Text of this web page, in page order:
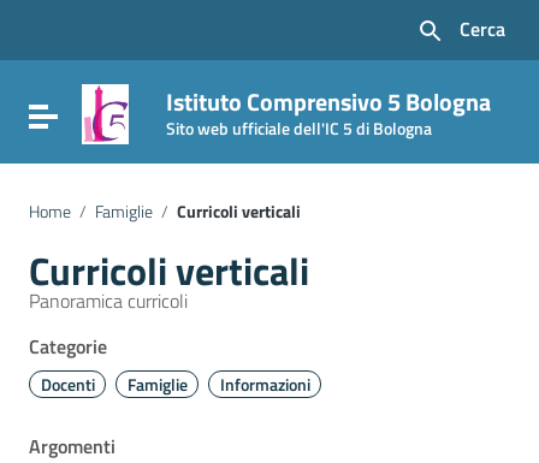
Vai al footer
Cerca
Attiva / disattiva la navigazione
Istituto Comprensivo 5 Bologna
Sito web ufficiale dell'IC 5 di Bologna
Home / Famiglie / Curricoli verticali
Curricoli verticali
Panoramica curricoli
Categorie
Docenti Famiglie Informazioni
Argomenti